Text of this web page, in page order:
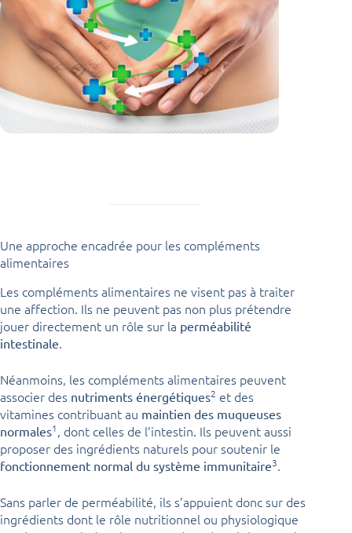
Une approche encadrée pour les compléments
alimentaires
Les compléments alimentaires ne visent pas à traiter
une affection. Ils ne peuvent pas non plus prétendre
jouer directement un rôle sur la perméabilité
intestinale.
Néanmoins, les compléments alimentaires peuvent
associer des nutriments énergétiques2 et des
vitamines contribuant au maintien des muqueuses
normales1, dont celles de l’intestin. Ils peuvent aussi
proposer des ingrédients naturels pour soutenir le
fonctionnement normal du système immunitaire3.
Sans parler de perméabilité, ils s’appuient donc sur des
ingrédients dont le rôle nutritionnel ou physiologique